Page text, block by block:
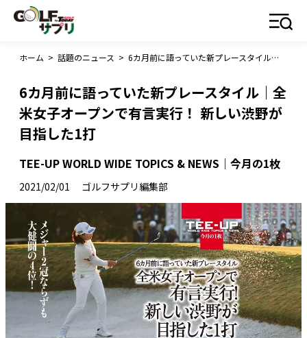
ホーム > 話題のニュース > 6カ月前に語っていた新プレースタイル｜全米女子オープンで有言実行！ 新しい渋野が目指した1打
6カ月前に語っていた新プレースタイル｜全
米女子オープンで有言実行！ 新しい渋野が
目指した1打
TEE-UP WORLD WIDE TOPICS & NEWS｜今月の1枚
2021/02/01 ゴルフサプリ編集部